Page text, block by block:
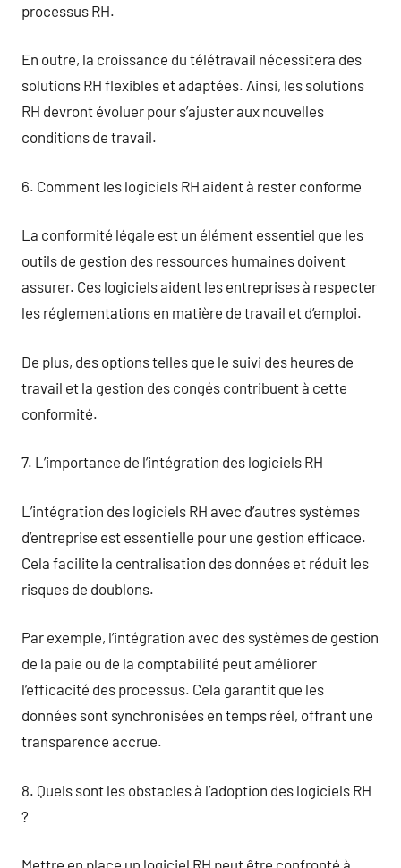
processus RH.
En outre, la croissance du télétravail nécessitera des
solutions RH flexibles et adaptées. Ainsi, les solutions
RH devront évoluer pour s’ajuster aux nouvelles
conditions de travail.
6. Comment les logiciels RH aident à rester conforme
La conformité légale est un élément essentiel que les
outils de gestion des ressources humaines doivent
assurer. Ces logiciels aident les entreprises à respecter
les réglementations en matière de travail et d’emploi.
De plus, des options telles que le suivi des heures de
travail et la gestion des congés contribuent à cette
conformité.
7. L’importance de l’intégration des logiciels RH
L’intégration des logiciels RH avec d’autres systèmes
d’entreprise est essentielle pour une gestion efficace.
Cela facilite la centralisation des données et réduit les
risques de doublons.
Par exemple, l’intégration avec des systèmes de gestion
de la paie ou de la comptabilité peut améliorer
l’efficacité des processus. Cela garantit que les
données sont synchronisées en temps réel, offrant une
transparence accrue.
8. Quels sont les obstacles à l’adoption des logiciels RH
?
Mettre en place un logiciel RH peut être confronté à